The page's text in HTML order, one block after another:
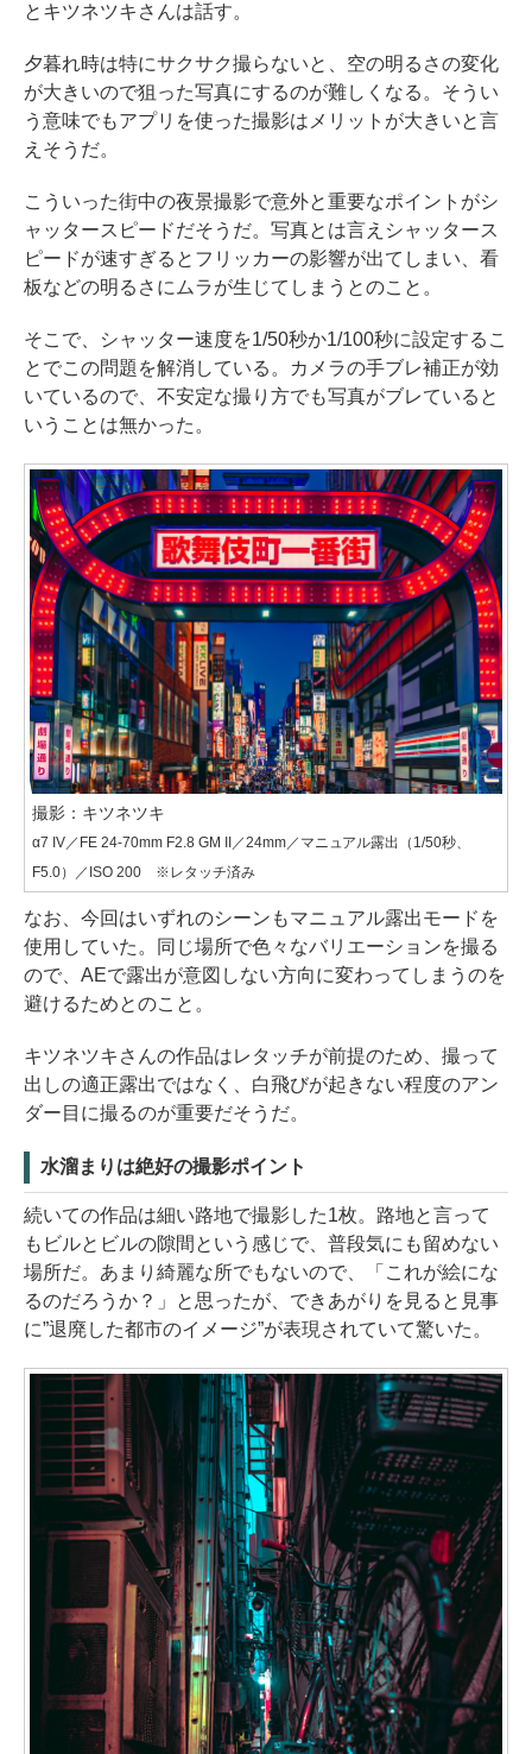
とキツネツキさんは話す。
夕暮れ時は特にサクサク撮らないと、空の明るさの変化
が大きいので狙った写真にするのが難しくなる。そうい
う意味でもアプリを使った撮影はメリットが大きいと言
えそうだ。
こういった街中の夜景撮影で意外と重要なポイントがシ
ャッタースピードだそうだ。写真とは言えシャッタース
ピードが速すぎるとフリッカーの影響が出てしまい、看
板などの明るさにムラが生じてしまうとのこと。
そこで、シャッター速度を1/50秒か1/100秒に設定するこ
とでこの問題を解消している。カメラの手ブレ補正が効
いているので、不安定な撮り方でも写真がブレていると
いうことは無かった。
撮影：キツネツキ
α7 IV／FE 24-70mm F2.8 GM II／24mm／マニュアル露出（1/50秒、
F5.0）／ISO 200 ※レタッチ済み
なお、今回はいずれのシーンもマニュアル露出モードを
使用していた。同じ場所で色々なバリエーションを撮る
ので、AEで露出が意図しない方向に変わってしまうのを
避けるためとのこと。
キツネツキさんの作品はレタッチが前提のため、撮って
出しの適正露出ではなく、白飛びが起きない程度のアン
ダー目に撮るのが重要だそうだ。
水溜まりは絶好の撮影ポイント
続いての作品は細い路地で撮影した1枚。路地と言って
もビルとビルの隙間という感じで、普段気にも留めない
場所だ。あまり綺麗な所でもないので、「これが絵にな
るのだろうか？」と思ったが、できあがりを見ると見事
に”退廃した都市のイメージ”が表現されていて驚いた。